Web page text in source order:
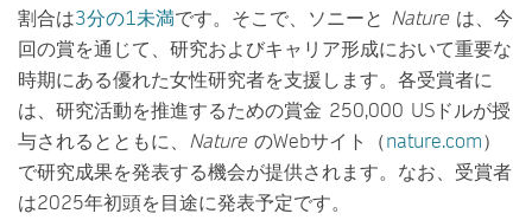
割合は3分の1未満です。そこで、ソニーと Natureは、今
回の賞を通じて、研究およびキャリア形成において重要な
時期にある優れた女性研究者を支援します。各受賞者に
は、研究活動を推進するための賞金 250,000 USドルが授
与されるとともに、 NatureのWebサイト（nature.com）
で研究成果を発表する機会が提供されます。なお、受賞者
は2025年初頭を目途に発表予定です。